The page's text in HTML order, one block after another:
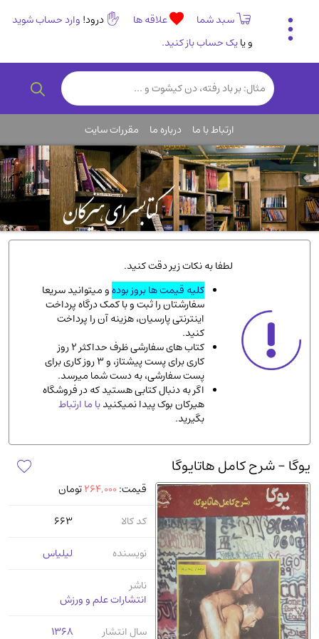
سبد شما علاقه ها درود! وارد حساب شوید
و یایک حساب باز کنید.
تاریخی و فرهنگی
(838)
رمان و داستان ایرانی(307)
روانشناسی(357)
انگلیسی و زبان خارجی(14)
کودکان و نوجوانان(76)
کتب نادر و کمیاب(19)
روانشناسی(112)
طب گیاهی و سنتی(45)
فلسفه و جامعه شناسی(151)
ادبیات و شعر
ادیان و مذاهب
دانشگاهی و آموزشی
اقتصادی، بازاریابی و مالی(56)
پزشکی(140)
کامپیوتر و نرم افزار(13)
ورزشی و تربیت بدنی
(34)
آشپزی و خوراکی(25)
سرگرمی و بازی(7)
سیاسی(116)
رمان و داستان خارجی
حقوقی و قانون(47)
کتاب های مصور رنگی و گلاسه(23)
ارتباط با ما درباره ما مقررات سایت
لطفا به نکات زیر دقت کنید.
کلیه قیمت ها بروز بودهو میتوانید سریعا
سفارشتان را ثبت و با کمک درگاه پرداخت
اینترنتی پارسیان، هزینه آن را پرداخت
کنید.
کتاب های سفارشی ظرف حداکثر 2 روز
کاری برای پست پیشتاز، و 3 روز کاری برای
پست سفارشی، به دست شما میرسد.
اگر به دنبال کتابی هستید که در فروشگاه
هیرکان بوک پیدا نمیکنیدبا ما ارتباط
بگیرید.
یوگا - شرح کامل هاتایوگا
قیمت: 264,000تومان
کد کالا
663
نویسنده
لیلیاس
ناشر
انتشارات علم و ورزش
سال انتشار
1368